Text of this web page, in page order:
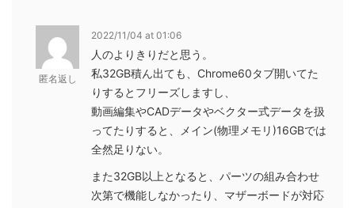
匿名返し
2022/11/04 at 01:06
人のよりきりだと思う。
私32GB積ん出ても、Chrome60タブ開いてた
りするとフリーズしますし、
動画編集やCADデータやベクター式データを扱
ってたりすると、メイン(物理メモリ)16GBでは
全然足りない。
また32GB以上となると、パーツの組み合わせ
次第で機能しなかったり、マザーボードが対応